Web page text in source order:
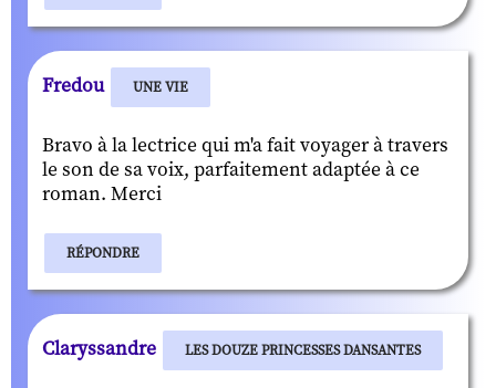
Fredou UNE VIE
Bravo à la lectrice qui m'a fait voyager à travers
le son de sa voix, parfaitement adaptée à ce
roman. Merci
RÉPONDRE
Claryssandre LES DOUZE PRINCESSES DANSANTES